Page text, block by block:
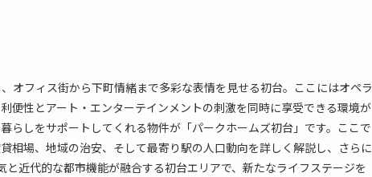
オフィス街から下町情緒まで多彩な表情を見せる初台。ここにはオペラ
便性とアート・エンターテインメントの刺激を同時に享受できる環境が
らしをサポートしてくれる物件が「パークホームズ初台」です。ここで
相場、地域の治安、そして最寄り駅の人口動向を詳しく解説し、さらに
近代的な都市機能が融合する初台エリアで、新たなライフステージを